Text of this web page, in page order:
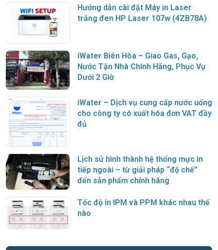
Hướng dẫn cài đặt Máy in Laser
trắng đen HP Laser 107w (4ZB78A)
iWater Biên Hòa – Giao Gas, Gạo,
Nước Tận Nhà Chính Hãng, Phục Vụ
Dưới 2 Giờ
iWater – Dịch vụ cung cấp nước uống
cho công ty có xuất hóa đơn VAT đầy
đủ
Lịch sử hình thành hệ thống mực in
tiếp ngoài – từ giải pháp “độ chế”
đến sản phẩm chính hãng
Tốc độ in IPM và PPM khác nhau thế
nào